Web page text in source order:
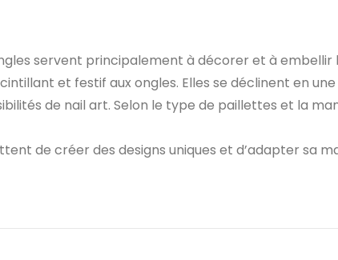
servent principalement à décorer et à
et festif aux ongles. Elles se déclinent en
de nail art. Selon le type de paillettes et la
de créer des designs uniques et d’adapter sa